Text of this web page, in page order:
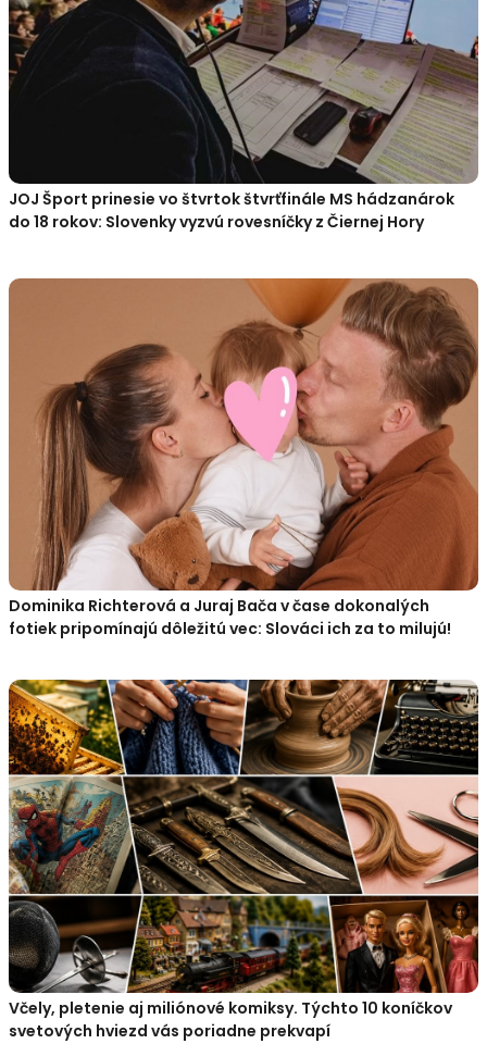
JOJ Šport prinesie vo štvrtok štvrťfinále MS hádzanárok
do 18 rokov: Slovenky vyzvú rovesníčky z Čiernej Hory
Dominika Richterová a Juraj Bača v čase dokonalých
fotiek pripomínajú dôležitú vec: Slováci ich za to milujú!
Včely, pletenie aj miliónové komiksy. Týchto 10 koníčkov
svetových hviezd vás poriadne prekvapí